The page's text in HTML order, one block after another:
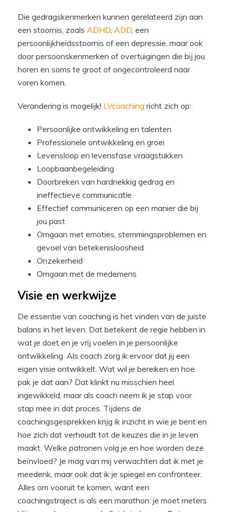
Die gedragskenmerken kunnen gerelateerd zijn aan
een stoornis, zoals ADHD, ADD, een
persoonlijkheidsstoornis of een depressie, maar ook
door persoonskenmerken of overtuigingen die bij jou
horen en soms te groot of ongecontroleerd naar
voren komen.
Verandering is mogelijk! LVcoaching richt zich op:
Persoonlijke ontwikkeling en talenten
Professionele ontwikkeling en groei
Levensloop en levensfase vraagstukken
Loopbaanbegeleiding
Doorbreken van hardnekkig gedrag en
ineffectieve communicatie
Effectief communiceren op een manier die bij
jou past
Omgaan met emoties, stemmingsproblemen en
gevoel van betekenisloosheid
Onzekerheid
Omgaan met de medemens
Visie en werkwijze
De essentie van coaching is het vinden van de juiste
balans in het leven. Dat betekent de regie hebben in
wat je doet en je vrij voelen in je persoonlijke
ontwikkeling. Als coach zorg ik ervoor dat jij een
eigen visie ontwikkelt. Wat wil je bereiken en hoe
pak je dat aan? Dat klinkt nu misschien heel
ingewikkeld, maar als coach neem ik je stap voor
stap mee in dat proces. Tijdens de
coachingsgesprekken krijg ik inzicht in wie je bent en
hoe zich dat verhoudt tot de keuzes die in je leven
maakt. Welke patronen volg je en hoe worden deze
beïnvloed? Je mag van mij verwachten dat ik met je
meedenk, maar ook dat ik je spiegel en confronteer.
Alles om vooruit te komen, want een
coachingstraject is als een marathon: je moet meters